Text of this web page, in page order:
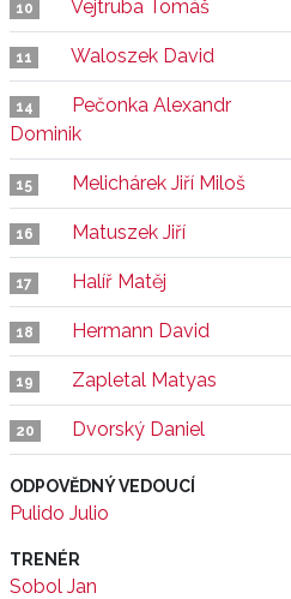
10 Vejtruba Tomáš
11 Waloszek David
14
Pečonka Alexandr
Dominik
15 Melichárek Jiří Miloš
16 Matuszek Jiří
17 Halíř Matěj
18 Hermann David
19 Zapletal Matyas
20 Dvorský Daniel
ODPOVĚDNÝ VEDOUCÍ
Pulido Julio
TRENÉR
Sobol Jan